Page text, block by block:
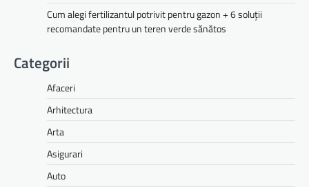
Cum alegi fertilizantul potrivit pentru gazon + 6 soluții
recomandate pentru un teren verde sănătos
Categorii
Afaceri
Arhitectura
Arta
Asigurari
Auto